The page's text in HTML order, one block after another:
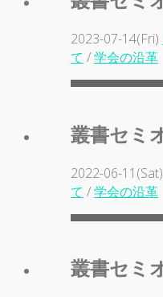
2023-07-14(Fri)
て /学会の沿革
叢書セミ
2022-06-11(Sat)
て /学会の沿革
叢書セミ